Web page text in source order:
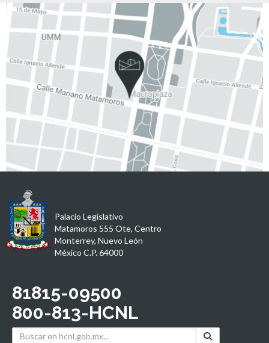
Palacio Legislativo
Matamoros 555 Ote, Centro
Monterrey, Nuevo León
México C.P. 64000
81815-09500
800-813-HCNL